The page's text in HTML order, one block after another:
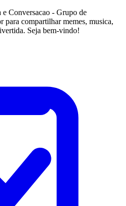
Conversacao - Grupo de
compartilhar memes, musica,
Seja bem-vindo!